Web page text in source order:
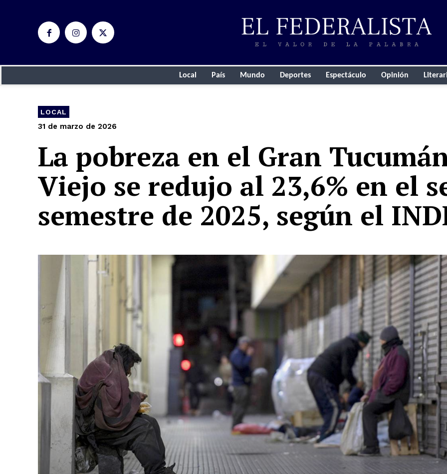
Local País Mundo Deportes Espectáculo Opinión
LOCAL
31 de marzo de 2026
La pobreza en el Gran
Viejo se redujo al 23,6% en el
semestre de 2025, según el